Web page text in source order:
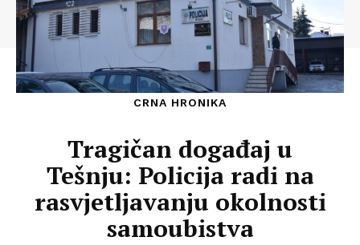
CRNA HRONIKA
Tragičan događaj u
Tešnju: Policija radi na
rasvjetljavanju okolnosti
samoubistva